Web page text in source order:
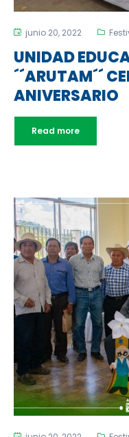
junio 20, 2022
UNIDAD
´´ARUTAM´´
ANIVERSARIO
Read more